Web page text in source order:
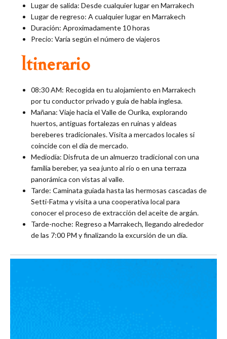
Lugar de salida: Desde cualquier lugar en Marrakech
Lugar de regreso: A cualquier lugar en Marrakech
Duración: Aproximadamente 10 horas
Precio: Varía según el número de viajeros
Itinerario
08:30 AM: Recogida en tu alojamiento en Marrakech
por tu conductor privado y guía de habla inglesa.
Mañana: Viaje hacia el Valle de Ourika, explorando
huertos, antiguas fortalezas en ruinas y aldeas
bereberes tradicionales. Visita a mercados locales si
coincide con el día de mercado.
Mediodía: Disfruta de un almuerzo tradicional con una
familia bereber, ya sea junto al río o en una terraza
panorámica con vistas al valle.
Tarde: Caminata guiada hasta las hermosas cascadas de
Setti-Fatma y visita a una cooperativa local para
conocer el proceso de extracción del aceite de argán.
Tarde-noche: Regreso a Marrakech, llegando alrededor
de las 7:00 PM y finalizando la excursión de un día.